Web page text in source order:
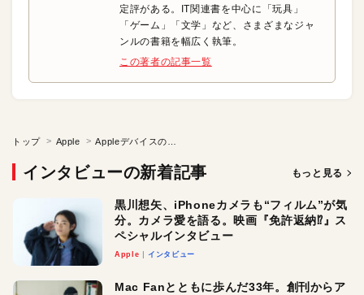
定評がある。IT関連書を中心に「玩具」
「ゲーム」「文学」など、さまざまなジャ
ンルの書籍を幅広く執筆。
この著者の記事一覧
トップ Apple
インタビューの新着記事 もっと見る
黒川想矢、iPhoneカメラも“フィルム”が気
分。カメラ愛を語る。映画『免許返納⁉︎』ス
ペシャルインタビュー
Apple インタビュー
Mac Fanとともに歩んだ33年。創刊からア